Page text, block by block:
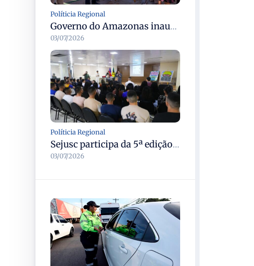
Políticia Regional
Governo do Amazonas inaugura primeiro Castramóvel Fluvial para atendimento veterinário às comunidades ribeirinhas e castração gratuita
03/07/2026
Políticia Regional
Sejusc participa da 5ª edição do Caminhos Literários com foco na cultura hip-hop nas unidades socioeducativas
03/07/2026